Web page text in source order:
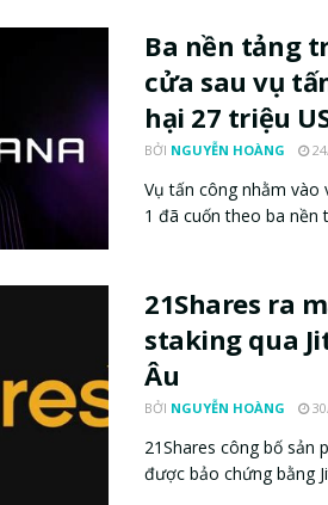
Ba nền tảng
cửa sau vụ
hại 27 triệu
BỞI NGUYỄN HOÀNG
Vụ tấn công nhằm vào
1 đã cuốn theo ba nền
21Shares ra
staking qua
Âu
BỞI NGUYỄN HOÀNG
21Shares công bố sản
được bảo chứng bằng